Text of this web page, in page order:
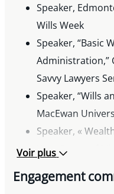
Speaker,
Wills Week
Speaker, “Basic
Administration,”
Savvy Lawyers
Speaker, “Wills
MacEwan
Speaker, «
Your Peace of
Edmonton
Voir plus
Engagement